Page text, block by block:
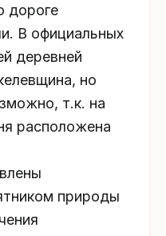
дороге
В официальных
деревней
но
т.к. на
расположена
природы